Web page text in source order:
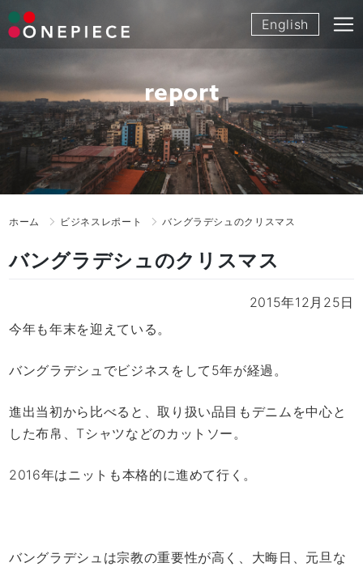
Skip
to
English
report
ホーム ビジネスレポート バングラデシュのクリスマス
バングラデシュのクリスマス
2015年12月25日
今年も年末を迎えている。
バングラデシュでビジネスをして5年が経過。
進出当初から比べると、取り扱い品目もデニムを中心と
した布帛、Tシャツなどのカットソー。
2016年はニットも本格的に進めて行く。
バングラデシュは宗教の重要性が高く、大晦日、元旦な